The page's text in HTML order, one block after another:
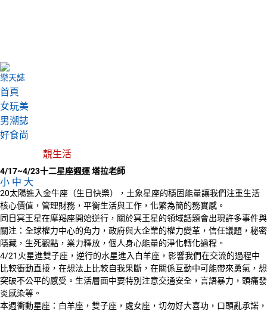
樂天誌
首頁
女玩美
男潮誌
好食尚
靚生活
4/17~4/23十二星座週運 塔拉老師
小 中 大
20太陽進入金牛座（生日快樂），土象星座的穩固能量讓我們注重生活
核心價值，管理財務，平衡生活與工作，化繁為簡的務實感。
同日冥王星在摩羯座開始逆行，關於冥王星的領域話題會出現許多事件與
關注：全球權力中心的角力，政府與大企業的權力變革，信任議題，秘密
隱藏，生死觀點，業力釋放，個人身心能量的淨化轉化過程。
4/21火星進雙子座，逆行的水星進入白羊座，影響我們在交流的過程中
比較衝動直接，在想法上比較自我果斷，在關係互動中可能帶來勇氣，想
突破不公平的感受。生活層面中要特別注意交通安全，言語暴力，頭痛發
炎感染等。
本週衝動星座：白羊座，雙子座，處女座，切勿好大喜功，口頭亂承諾，